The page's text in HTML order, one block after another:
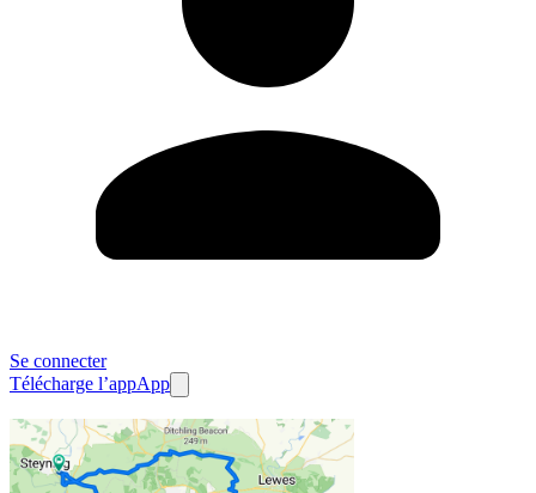
Se connecter
Télécharge l’appApp